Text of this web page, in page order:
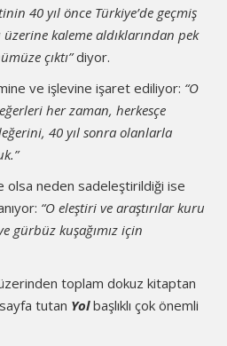
40 yıl önce Türkiye’de geçmiş
kaleme aldıklarından pek
çıktı”diyor.
ve işlevine işaret ediliyor: “O
her zaman, herkesçe
40 yıl sonra olanlarla
olsa neden sadeleştirildiği ise
“O eleştiri ve araştırılar kuru
gürbüz kuşağımız için
toplam dokuz kitaptan
tutan Yolbaşlıklı çok önemli